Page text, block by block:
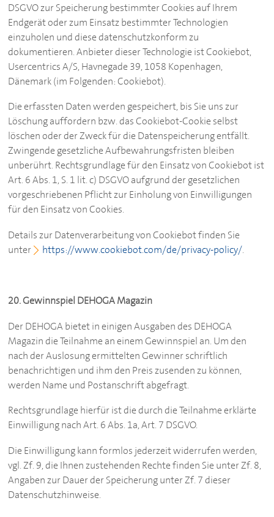
DSGVO zur Speicherung bestimmter Cookies auf Ihrem
Endgerät oder zum Einsatz bestimmter Technologien
einzuholen und diese datenschutzkonform zu
dokumentieren. Anbieter dieser Technologie ist Cookiebot,
Usercentrics A/S, Havnegade 39, 1058 Kopenhagen,
Dänemark (im Folgenden: Cookiebot).
Die erfassten Daten werden gespeichert, bis Sie uns zur
Löschung auffordern bzw. das Cookiebot-Cookie selbst
löschen oder der Zweck für die Datenspeicherung entfällt.
Zwingende gesetzliche Aufbewahrungsfristen bleiben
unberührt. Rechtsgrundlage für den Einsatz von Cookiebot ist
Art. 6 Abs. 1, S. 1 lit. c) DSGVO aufgrund der gesetzlichen
vorgeschriebenen Pflicht zur Einholung von Einwilligungen
für den Einsatz von Cookies.
Details zur Datenverarbeitung von Cookiebot finden Sie
unter
https://www.cookiebot.com/de/privacy-policy/.
20. Gewinnspiel DEHOGAMagazin
DerDEHOGAbietet in einigen Ausgaben des DEHOGA
Magazin die Teilnahme an einem Gewinnspiel an. Um den
nach der Auslosung ermittelten Gewinner schriftlich
benachrichtigen und ihm den Preis zusenden zu können,
werden Name und Postanschrift abgefragt.
Rechtsgrundlage hierfür ist die durch die Teilnahme erklärte
Einwilligung nach Art. 6 Abs. 1a, Art. 7 DSGVO.
Die Einwilligung kann formlos jederzeit widerrufen werden,
vgl. Zf. 9, die Ihnen zustehenden Rechte finden Sie unter Zf. 8,
Angaben zur Dauer der Speicherung unter Zf. 7 dieser
Datenschutzhinweise.